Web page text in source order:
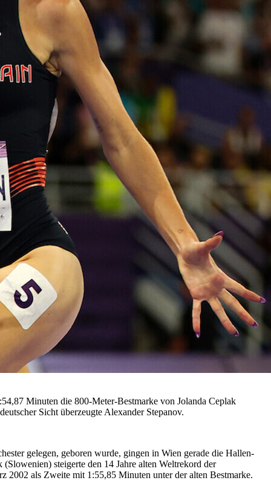
Minuten die 800-Meter-Bestmarke von Jolanda Ceplak
Sicht überzeugte Alexander Stepanov.
gelegen, geboren wurde, gingen in Wien gerade die Hallen-
steigerte den 14 Jahre alten Weltrekord der
2002 als Zweite mit 1:55,85 Minuten unter der alten Bestmarke.